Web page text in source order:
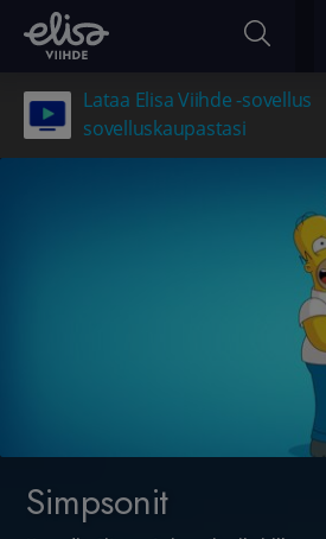
Lataa Elisa Viihde -sovellus
sovelluskaupastasi
Simpsonit